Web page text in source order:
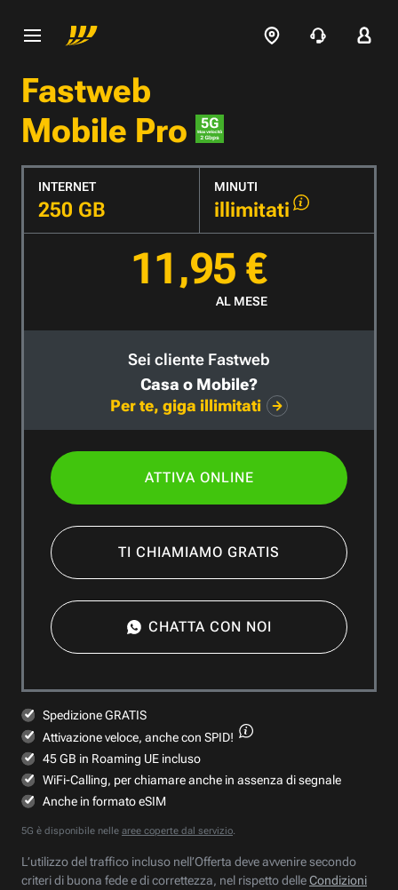
Fastweb
Mobile Pro
INTERNET
250 GB
MINUTI
illimitati
11,95 €
AL MESE
Sei cliente Fastweb
Casa o Mobile?
Per te, giga illimitati
ATTIVA ONLINE
TI CHIAMIAMO GRATIS
CHATTA CON NOI
Spedizione GRATIS
Attivazione veloce, anche con SPID!
45 GB in Roaming UE incluso
WiFi-Calling, per chiamare anche in assenza di segnale
Anche in formato eSIM
5G è disponibile nelle aree coperte dal servizio.
L’utilizzo del traffico incluso nell’Offerta deve avvenire secondo
criteri di buona fede e di correttezza, nel rispetto delleCondizioni